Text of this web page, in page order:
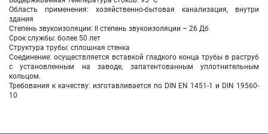
Область применения: хозяйственно-бытовая канализация, внутри
здания
Степень звукоизоляции: II степень звукоизоляции – 26 Дб
Срок службы: более 50 лет
Структура трубы: сплошная стенка
Соединение: осуществляется вставкой гладкого конца трубы в раструб
с установленным на заводе, запатентованным уплотнительным
кольцом.
Требования к качеству: изготавливается по DIN EN 1451-1 и DIN 19560-
10